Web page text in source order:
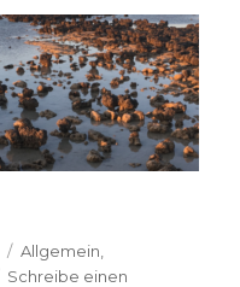
Kategorien
Allgemein
Schreibe einen